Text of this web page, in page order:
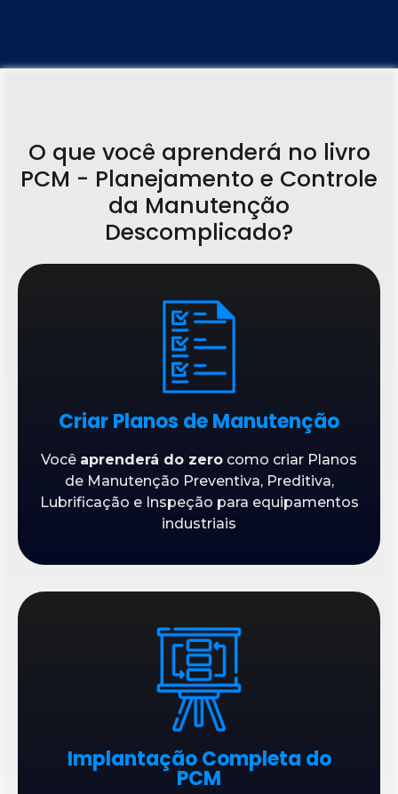
O que você aprenderá no livro
PCM - Planejamento e Controle
da Manutenção
Descomplicado?
Criar Planos de Manutenção
Você aprenderá do zero como criar Planos
de Manutenção Preventiva, Preditiva,
Lubrificação e Inspeção para equipamentos
industriais
Implantação Completa do
PCM